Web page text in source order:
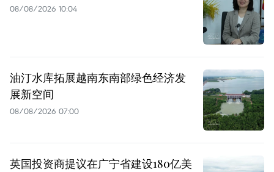
08/08/2026 10:04
油汀水库拓展越南东南部绿色经济发
展新空间
08/08/2026 07:00
英国投资商提议在广宁省建设180亿美